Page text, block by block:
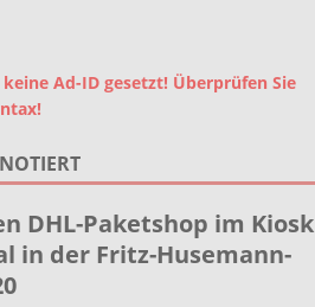
keine Ad-ID gesetzt! Überprüfen Sie
DHL-Paketshop im Kiosk
in der Fritz-Husemann-